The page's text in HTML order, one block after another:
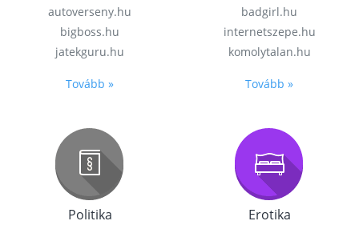
autoverseny.hu
bigboss.hu
jatekguru.hu
Tovább »
badgirl.hu
internetszepe.hu
komolytalan.hu
Tovább »
Politika Erotika